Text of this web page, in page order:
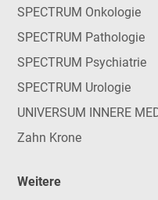
SPECTRUM Onkologie
SPECTRUM Pathologie
SPECTRUM Psychiatrie
SPECTRUM Urologie
UNIVERSUM INNERE
Zahn Krone
Weitere